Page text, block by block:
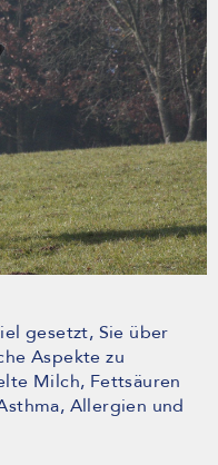
gesetzt, Sie über
Aspekte zu
Milch, Fettsäuren
Allergien und